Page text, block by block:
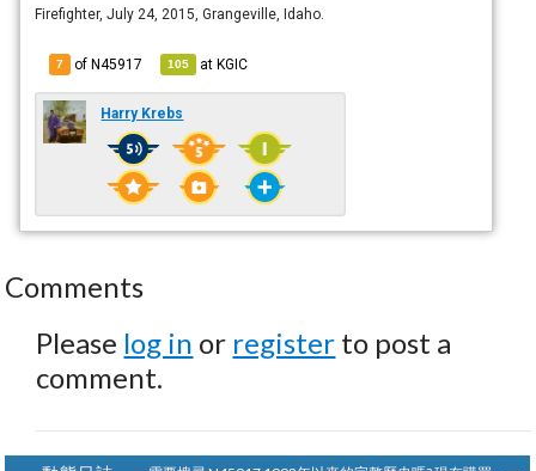
Firefighter, July 24, 2015, Grangeville, Idaho.
7 of N45917 105 atKGIC
Harry Krebs
Comments
Please log in or register to post a
comment.